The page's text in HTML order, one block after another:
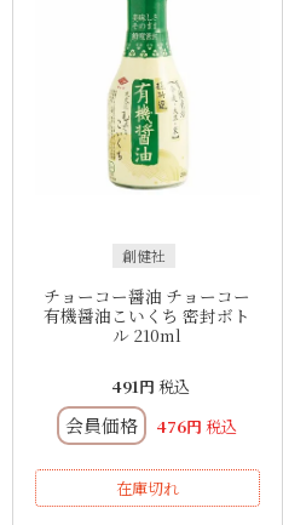
創健社
チョーコー醤油 チョーコー
有機醤油こいくち 密封ボト
ル 210ml
491 税込
会員価格 476 税込
在庫切れ